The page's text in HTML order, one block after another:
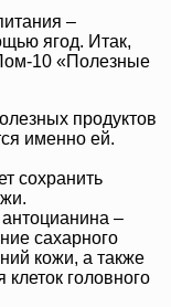
–
ягод. Итак,
10 «Полезные
продуктов
именно ей.
сохранить
–
сахарного
кожи, а также
головного